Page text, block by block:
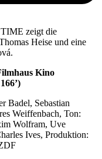
zeigt die
Heise und eine
Kino
Badel, Sebastian
Weiffenbach, Ton:
Wolfram, Uve
Ives, Produktion: